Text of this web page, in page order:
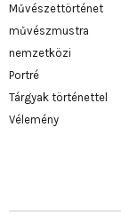
Művészettörténet
művészmustra
nemzetközi
Portré
Tárgyak történettel
Vélemény